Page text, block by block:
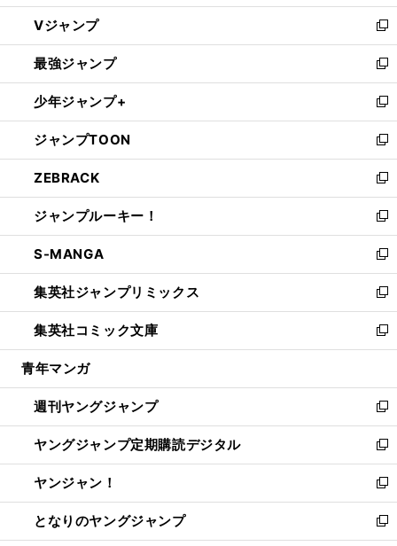
ウ
ィ
ン
ド
ウ
で
開
く
し
い
ウ
ィ
ン
ド
ウ
で
開
く
Vジャンプ
新
し
い
ウ
ィ
ン
ド
ウ
で
開
く
最強ジャンプ
新
し
い
ウ
ィ
ン
ド
ウ
で
開
く
少年ジャンプ+
新
し
い
ウ
ィ
ン
ド
ウ
で
開
く
ジャンプTOON
新
し
い
ウ
ィ
ン
ド
ウ
で
開
く
ZEBRACK
新
し
い
ウ
ィ
ン
ド
ウ
で
開
ジャンプルーキー！
新
し
い
ウ
ィ
ン
ド
ウ
開
く
S-MANGA
新
し
い
ウ
ィ
ン
ウ
で
開
く
集英社ジャンプリミックス
新
し
い
ウ
ン
ド
ウ
で
開
く
集英社コミック文庫
新
し
ウ
ィ
ン
ド
ウ
で
開
く
青年マンガ
週刊ヤングジャンプ
新
し
い
ウ
ィ
ン
ド
ウ
ヤングジャンプ定期購読デジタル
新
し
い
ウ
ィ
ン
ヤンジャン！
新
し
い
ウ
となりのヤングジャンプ
新